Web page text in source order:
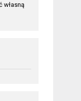
własną